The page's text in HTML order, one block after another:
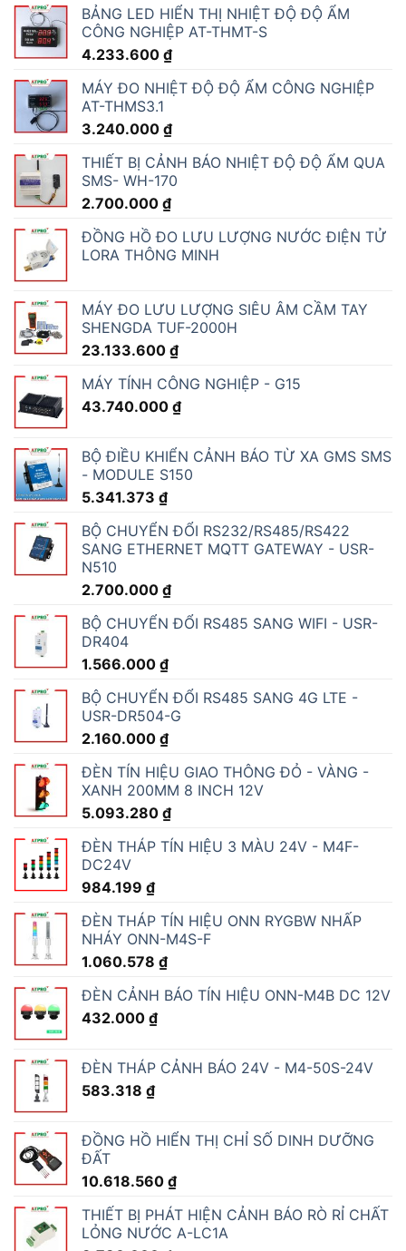
BẢNG LED HIỂN THỊ NHIỆT ĐỘ ĐỘ ẨM
CÔNG NGHIỆP AT-THMT-S
4.233.600 ₫
MÁY ĐO NHIỆT ĐỘ ĐỘ ẨM CÔNG NGHIỆP
AT-THMS3.1
3.240.000 ₫
THIẾT BỊ CẢNH BÁO NHIỆT ĐỘ ĐỘ ẨM QUA
SMS- WH-170
2.700.000 ₫
ĐỒNG HỒ ĐO LƯU LƯỢNG NƯỚC ĐIỆN TỬ
LORA THÔNG MINH
MÁY ĐO LƯU LƯỢNG SIÊU ÂM CẦM TAY
SHENGDA TUF-2000H
23.133.600 ₫
MÁY TÍNH CÔNG NGHIỆP - G15
43.740.000 ₫
BỘ ĐIỀU KHIỂN CẢNH BÁO TỪ XA GMS SMS
- MODULE S150
5.341.373 ₫
BỘ CHUYỂN ĐỔI RS232/RS485/RS422
SANG ETHERNET MQTT GATEWAY - USR-
N510
2.700.000 ₫
BỘ CHUYỂN ĐỔI RS485 SANG WIFI - USR-
DR404
1.566.000 ₫
BỘ CHUYỂN ĐỔI RS485 SANG 4G LTE -
USR-DR504-G
2.160.000 ₫
ĐÈN TÍN HIỆU GIAO THÔNG ĐỎ - VÀNG -
XANH 200MM 8 INCH 12V
5.093.280 ₫
ĐÈN THÁP TÍN HIỆU 3 MÀU 24V - M4F-
DC24V
984.199 ₫
ĐÈN THÁP TÍN HIỆU ONN RYGBW NHẤP
NHÁY ONN-M4S-F
1.060.578 ₫
ĐÈN CẢNH BÁO TÍN HIỆU ONN-M4B DC 12V
432.000 ₫
ĐÈN THÁP CẢNH BÁO 24V - M4-50S-24V
583.318 ₫
ĐỒNG HỒ HIỂN THỊ CHỈ SỐ DINH DƯỠNG
ĐẤT
10.618.560 ₫
THIẾT BỊ PHÁT HIỆN CẢNH BÁO RÒ RỈ CHẤT
LỎNG NƯỚC A-LC1A